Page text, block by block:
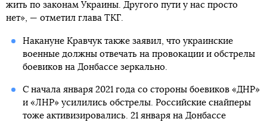
жить по законам Украины. Другого пути у нас просто
нет», — отметил глава ТКГ.
Накануне Кравчук также заявил, что украинские
военные должны отвечать на провокации и обстрелы
боевиков на Донбассе зеркально.
С начала января 2021 года со стороны боевиков «ДНР»
и «ЛНР» усилились обстрелы. Российские снайперы
тоже активизировались. 21 января на Донбассе